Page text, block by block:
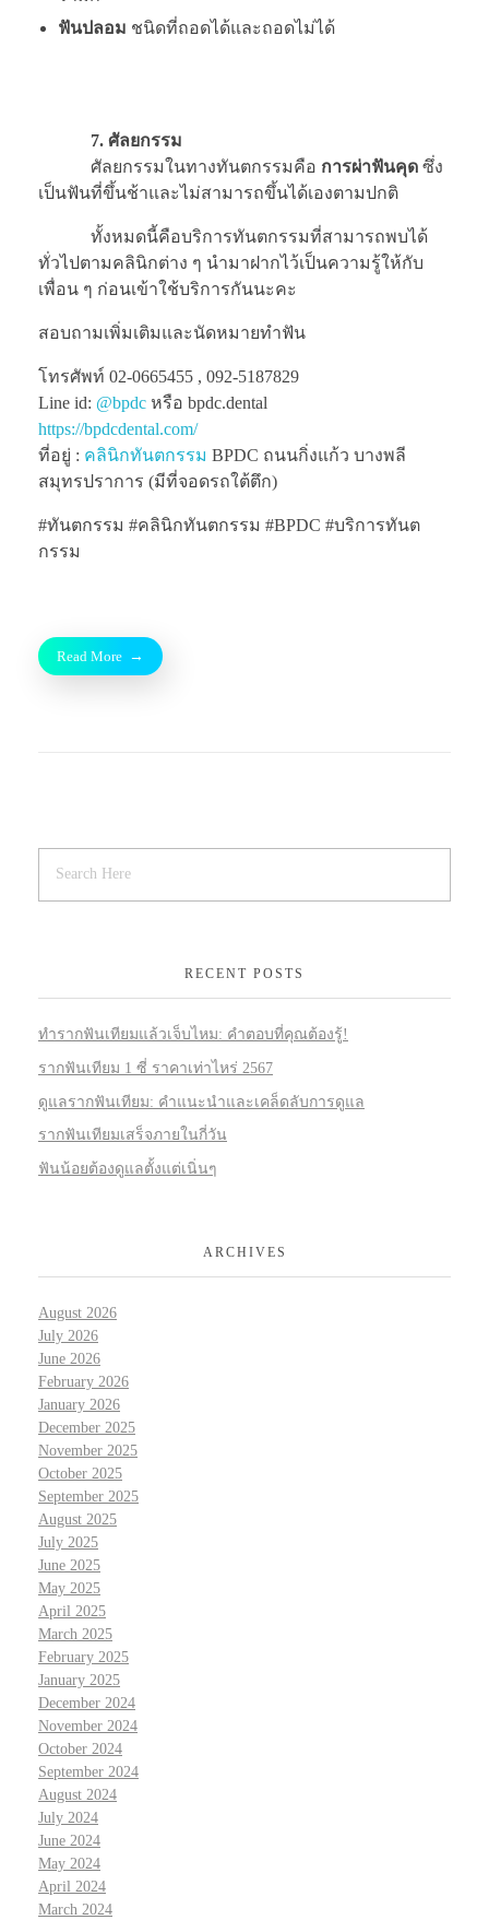
ฟันปลอม ชนิดที่ถอดได้และถอดไม่ได้
7. ศัลยกรรม
ศัลยกรรมในทางทันตกรรมคือ การผ่าฟันคุด ซึ่ง
เป็นฟันที่ขึ้นช้าและไม่สามารถขึ้นได้เองตามปกติ
ทั้งหมดนี้คือบริการทันตกรรมที่สามารถพบได้
ทั่วไปตามคลินิกต่าง ๆ นำมาฝากไว้เป็นความรู้ให้กับ
เพื่อน ๆ ก่อนเข้าใช้บริการกันนะคะ
สอบถามเพิ่มเติมและนัดหมายทำฟัน
โทรศัพท์ 02-0665455 , 092-5187829
Line id: @bpdc หรือ bpdc.dental
https://bpdcdental.com/
ที่อยู่ : คลินิกทันตกรรม BPDC ถนนกิ่งแก้ว บางพลี
สมุทรปราการ (มีที่จอดรถใต้ตึก)
#ทันตกรรม #คลินิกทันตกรรม #BPDC #บริการทันต
กรรม
Read More
RECENT POSTS
ทำรากฟันเทียมแล้วเจ็บไหม: คำตอบที่คุณต้องรู้!
รากฟันเทียม 1 ซี่ ราคาเท่าไหร่ 2567
ดูแลรากฟันเทียม: คำแนะนำและเคล็ดลับการดูแล
รากฟันเทียมเสร็จภายในกี่วัน
ฟันน้อยต้องดูแลตั้งแต่เนิ่นๆ
ARCHIVES
August 2026
July 2026
June 2026
February 2026
January 2026
December 2025
November 2025
October 2025
September 2025
August 2025
July 2025
June 2025
May 2025
April 2025
March 2025
February 2025
January 2025
December 2024
November 2024
October 2024
September 2024
August 2024
July 2024
June 2024
May 2024
April 2024
March 2024